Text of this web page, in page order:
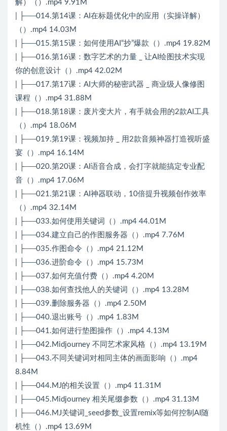
解）（）.mp4 9.91M
| ├──014.第14课：AI在标题优化中的应用（实操详解）
（）.mp4 14.03M
| ├──015.第15课：如何使用AI“抄”爆款（）.mp4 19.82M
| ├──016.第16课：数字艺术的力量 _ 让AI绘图技术实现
你的创意设计（）.mp4 42.02M
| ├──017.第17课：AI大师的秘密武器 _ 商业级人像修图
课程（）.mp4 31.88M
| ├──018.第18课：废片变大片，有手就会用的2款AI工具
（）.mp4 18.06M
| ├──019.第19课：视频加持 _ 用2款音频神器打造视听盛
宴（）.mp4 16.14M
| ├──020.第20课：AI语音合成，会打字就能搞定专业配
音（）.mp4 17.06M
| ├──021.第21课：AI神器联动，10倍提升视频创作效率
（）.mp4 32.14M
| ├──033.如何使用关键词（）.mp4 44.01M
| ├──034.建立自己的作图服务器（）.mp4 7.76M
| ├──035.作图命令（）.mp4 21.12M
| ├──036.进阶命令（）.mp4 15.73M
| ├──037.如何充值付费（）.mp4 4.20M
| ├──038.如何查找他人的关键词（）.mp4 13.28M
| ├──039.删除服务器（）.mp4 2.50M
| ├──040.退出账号（）.mp4 1.83M
| ├──041.如何进行垫图操作（）.mp4 4.13M
| ├──042.Midjourney 不同艺术家风格（）.mp4 13.19M
| ├──043.不同关键词对相同主体的画面影响（）.mp4
8.84M
| ├──044.MJ的相关设置（）.mp4 11.31M
| ├──045.Midjourney 相关尾缀参数（）.mp4 31.13M
| ├──046.MJ关键词_seed参数_设置remix等如何控制AI随
机性（）.mp4 13.69M